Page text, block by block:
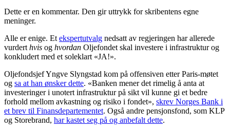
Dette er en kommentar. Den gir uttrykk for skribentens egne
meninger.
Alle er enige. Et ekspertutvalg nedsatt av regjeringen har allerede
vurdert hvis og hvordan Oljefondet skal investere i infrastruktur og
konkludert med et soleklart «JA!».
Oljefondsjef Yngve Slyngstad kom på offensiven etter Paris-møtet
og sa at han ønsker dette. «Banken mener det rimelig å anta at
investeringer i unotert infrastruktur på sikt vil kunne gi et bedre
forhold mellom avkastning og risiko i fondet», skrev Norges Bank i
et brev til Finansdepartementet. Også andre pensjonsfond, som KLP
og Storebrand, har kastet seg på og anbefalt dette.